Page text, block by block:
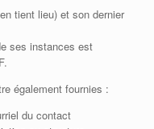
tient lieu) et son dernier
ses instances est
également fournies :
du contact